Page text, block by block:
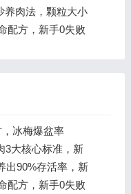
养肉法，颗粒大小
配方，新手0失败
冰梅爆盆率
3大核心标准，新
出90%存活率，新
配方，新手0失败